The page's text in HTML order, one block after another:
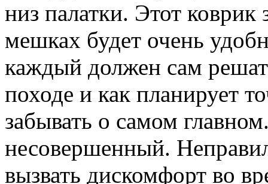
низ палатки. Этот
мешках будет очень
каждый должен сам
походе и как планирует
забывать о самом
несовершенный.
вызвать дискомфорт во